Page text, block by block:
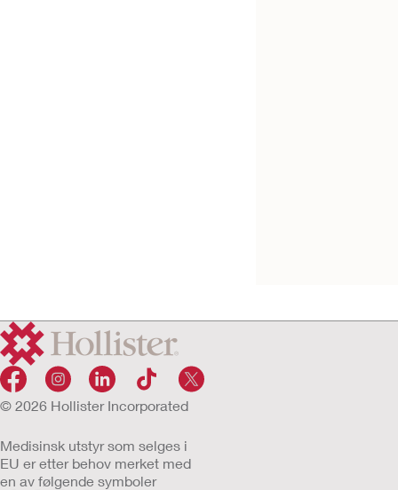
© 2026 Hollister Incorporated
Medisinsk utstyr som selges i
EU er etter behov merket med
en av følgende symboler